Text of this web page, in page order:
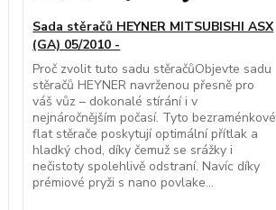
Sada stěračů HEYNER MITSUBISHI ASX
(GA) 05/2010 -
Proč zvolit tuto sadu stěračůObjevte sadu
stěračů HEYNER navrženou přesně pro
váš vůz – dokonalé stírání i v
nejnáročnějším počasí. Tyto bezraménkové
flat stěrače poskytují optimální přítlak a
hladký chod, díky čemuž se srážky i
nečistoty spolehlivě odstraní. Navíc díky
prémiové pryži s nano povlake...